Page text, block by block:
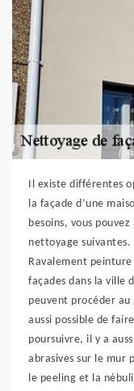
Il existe différentes
la façade d’une
besoins, vous
nettoyage suivantes.
Ravalement
façades dans la ville
peuvent procéder
aussi possible de
poursuivre, il y a
abrasives sur le mur
le peeling et la